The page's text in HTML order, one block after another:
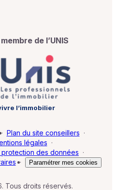
de l’UNIS
l’immobilier
Tous droits réservés.
· Plan du site conseillers ·
légales ·
protection des données ·
· Paramétrer mes cookies